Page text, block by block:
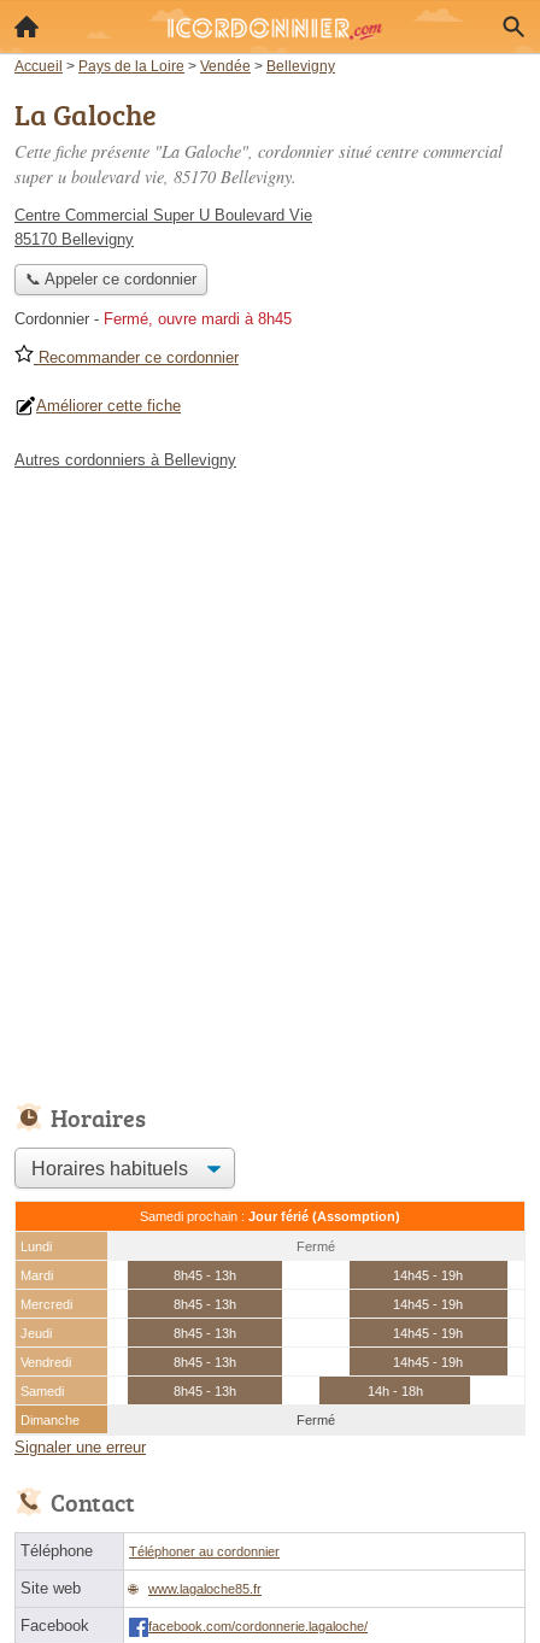
Accueil > Pays de la Loire > Vendée > Bellevigny
La Galoche
Cette fiche présente "La Galoche", cordonnier situé centre commercial
super u boulevard vie, 85170 Bellevigny.
Centre Commercial Super U Boulevard Vie
85170 Bellevigny
📞 Appeler ce cordonnier
Cordonnier - Fermé, ouvre mardi à 8h45
Recommander ce cordonnier
Améliorer cette fiche
Autres cordonniers à Bellevigny
Horaires
Samedi prochain : Jour férié (Assomption)
Lundi
Fermé
Mardi
8h45 - 13h
14h45 - 19h
Mercredi
8h45 - 13h
14h45 - 19h
Jeudi
8h45 - 13h
14h45 - 19h
Vendredi
8h45 - 13h
14h45 - 19h
Samedi
8h45 - 13h
14h - 18h
Dimanche
Fermé
Signaler une erreur
Contact
Téléphone Téléphoner au cordonnier
Site web www.lagaloche85.fr
Facebook facebook.com/cordonnerie.lagaloche/